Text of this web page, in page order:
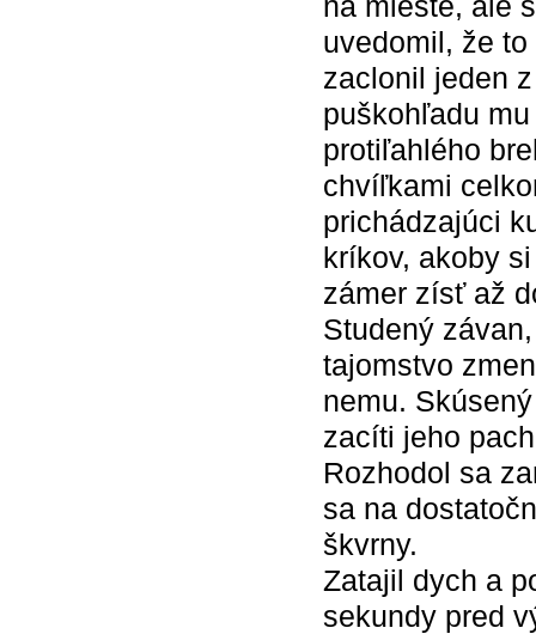
uvedomil, že
zaclonil jeden
puškohľadu
protiľahlého
chvíľkami
prichádzajúci
kríkov, akoby
zámer zísť až
Studený
tajomstvo
nemu.
zacíti jeho
Rozhodol sa
sa na
škvrny.
Zatajil dych a
sekundy pred